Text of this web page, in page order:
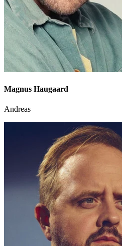
Magnus Haugaard
Andreas